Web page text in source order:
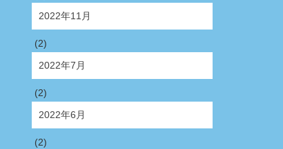
2022年11月
(2)
2022年7月
(2)
2022年6月
(2)